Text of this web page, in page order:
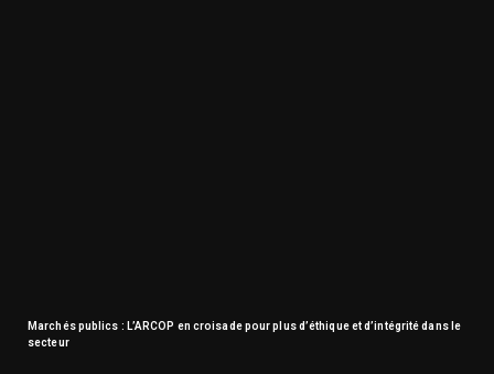
Marchés publics : L’ARCOP en croisade pour plus d’éthique et d’intégrité dans le
secteur